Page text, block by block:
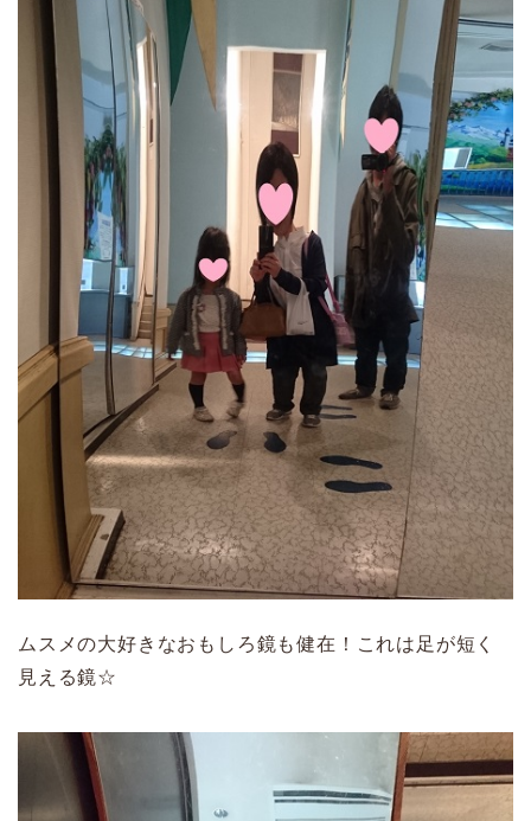
ムスメの大好きなおもしろ鏡も健在！これは足が短く
見える鏡☆